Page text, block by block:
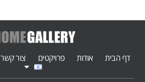
דף הבית אודות פרויקטים צור קשר